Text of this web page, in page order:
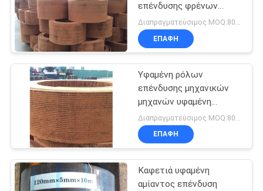
επένδυσης φρένων
αμιάντων
ΕΠΑΦΉ
Υφαμένη ρόλων
επένδυσης μηχανικών
μηχανών υφαμένη
βαρούλκο φρένων ζώνη
φρένων επένδυσης
υλική
ΕΠΑΦΉ
Καφετιά υφαμένη
αμίαντος επένδυση